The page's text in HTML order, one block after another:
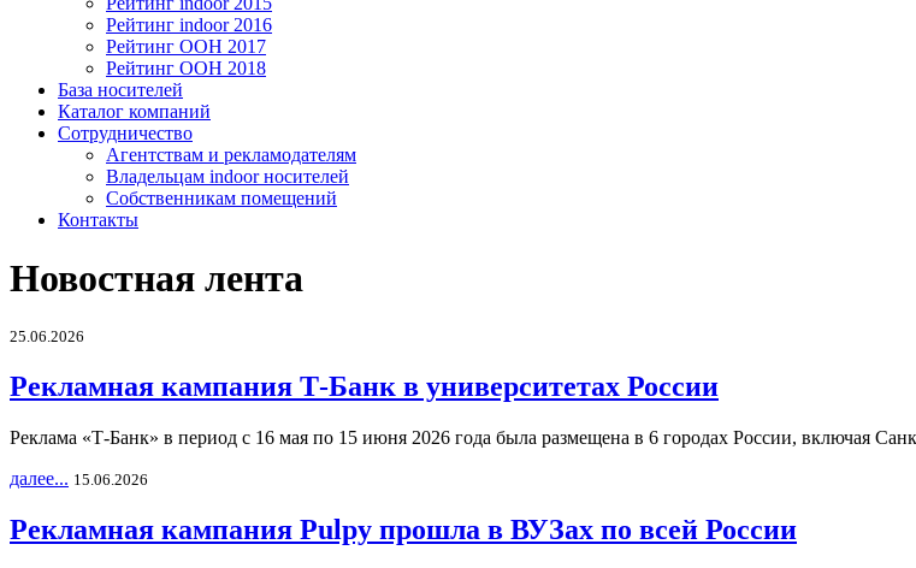
Рейтинг indoor 2016
Рейтинг OOH 2017
Рейтинг OOH 2018
База носителей
Каталог компаний
Сотрудничество
Агентствам и рекламодателям
Владельцам indoor носителей
Собственникам помещений
Контакты
Новостная лента
25.06.2026
Рекламная кампания Т-Банк в университетах России
Реклама «Т-Банк» в период с 16 мая по 15 июня 2026 года была размещена в 6 городах России, включая
далее... 15.06.2026
Рекламная кампания Pulpy прошла в ВУЗах по всей России